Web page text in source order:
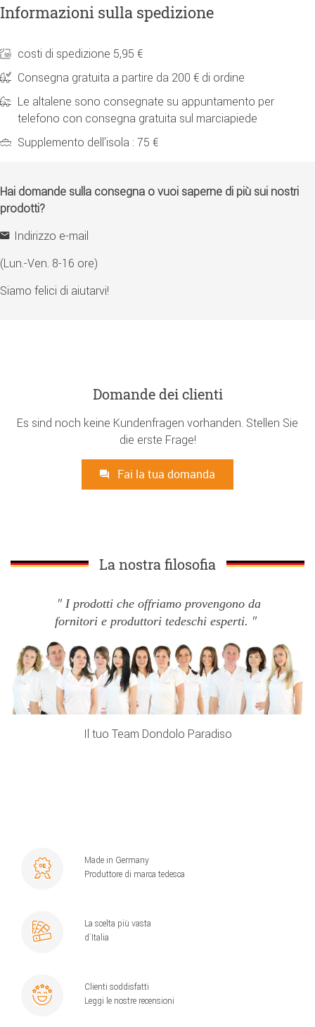
Informazioni sulla spedizione
costi di spedizione 5,95 €
Consegna gratuita a partire da 200 € di ordine
Le altalene sono consegnate su appuntamento per
telefono con consegna gratuita sul marciapiede
Supplemento dell'isola : 75 €
Hai domande sulla consegna o vuoi saperne di più sui nostri
prodotti?
Indirizzo e-mail
(Lun.-Ven. 8-16 ore)
Siamo felici di aiutarvi!
Domande dei clienti
Es sind noch keine Kundenfragen vorhanden. Stellen Sie
die erste Frage!
Fai la tua domanda
La nostra filosofia
I prodotti che offriamo provengono da
fornitori e produttori tedeschi esperti.
Il tuo Team Dondolo Paradiso
Made in Germany
Produttore di marca tedesca
La scelta più vasta
d´Italia
Clienti soddisfatti
Leggi le nostre recensioni